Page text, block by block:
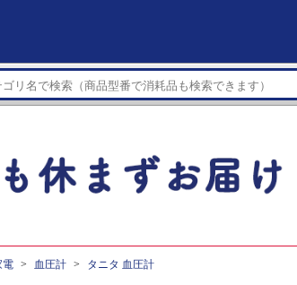
電 血圧計 タニタ 血圧計